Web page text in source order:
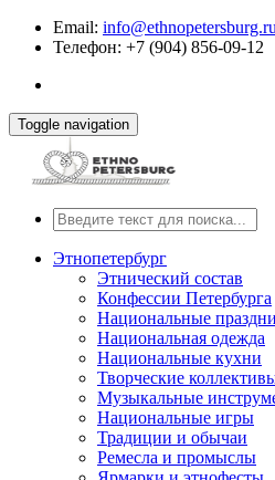
Email: info@ethnopetersburg.ru
Телефон: +7 (904) 856-09-12
Toggle navigation
Этнопетербург
Этнический состав
Конфессии Петербурга
Национальные
Национальная одежда
Национальные кухни
Творческие
Музыкальные
Национальные игры
Традиции и обычаи
Ремесла и промыслы